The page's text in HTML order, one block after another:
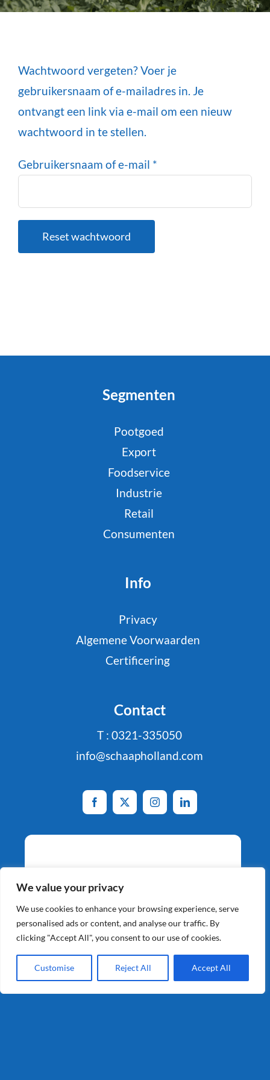
We value your privacy
We use cookies to enhance your browsing experience, serve
personalised ads or content, and analyse our traffic. By
clicking "Accept All", you consent to our use of cookies.
Customise Reject All Accept All
Wachtwoord vergeten? Voer je
gebruikersnaam of e-mailadres in. Je
ontvangt een link via e-mail om een nieuw
wachtwoord in te stellen.
Gebruikersnaam of e-mail *Vereist
Reset wachtwoord
Segmenten
Pootgoed
Export
Foodservice
Industrie
Retail
Consumenten
Info
Privacy
Algemene Voorwaarden
Certificering
Contact
T : 0321-335050
info@schaapholland.com